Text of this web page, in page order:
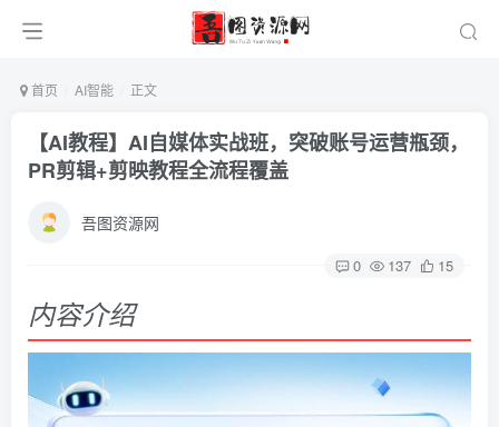
首页 AI智能 正文
【AI教程】AI自媒体实战班，突破账号运营瓶颈，
PR剪辑+剪映教程全流程覆盖
吾图资源网
0 137 15
内容介绍